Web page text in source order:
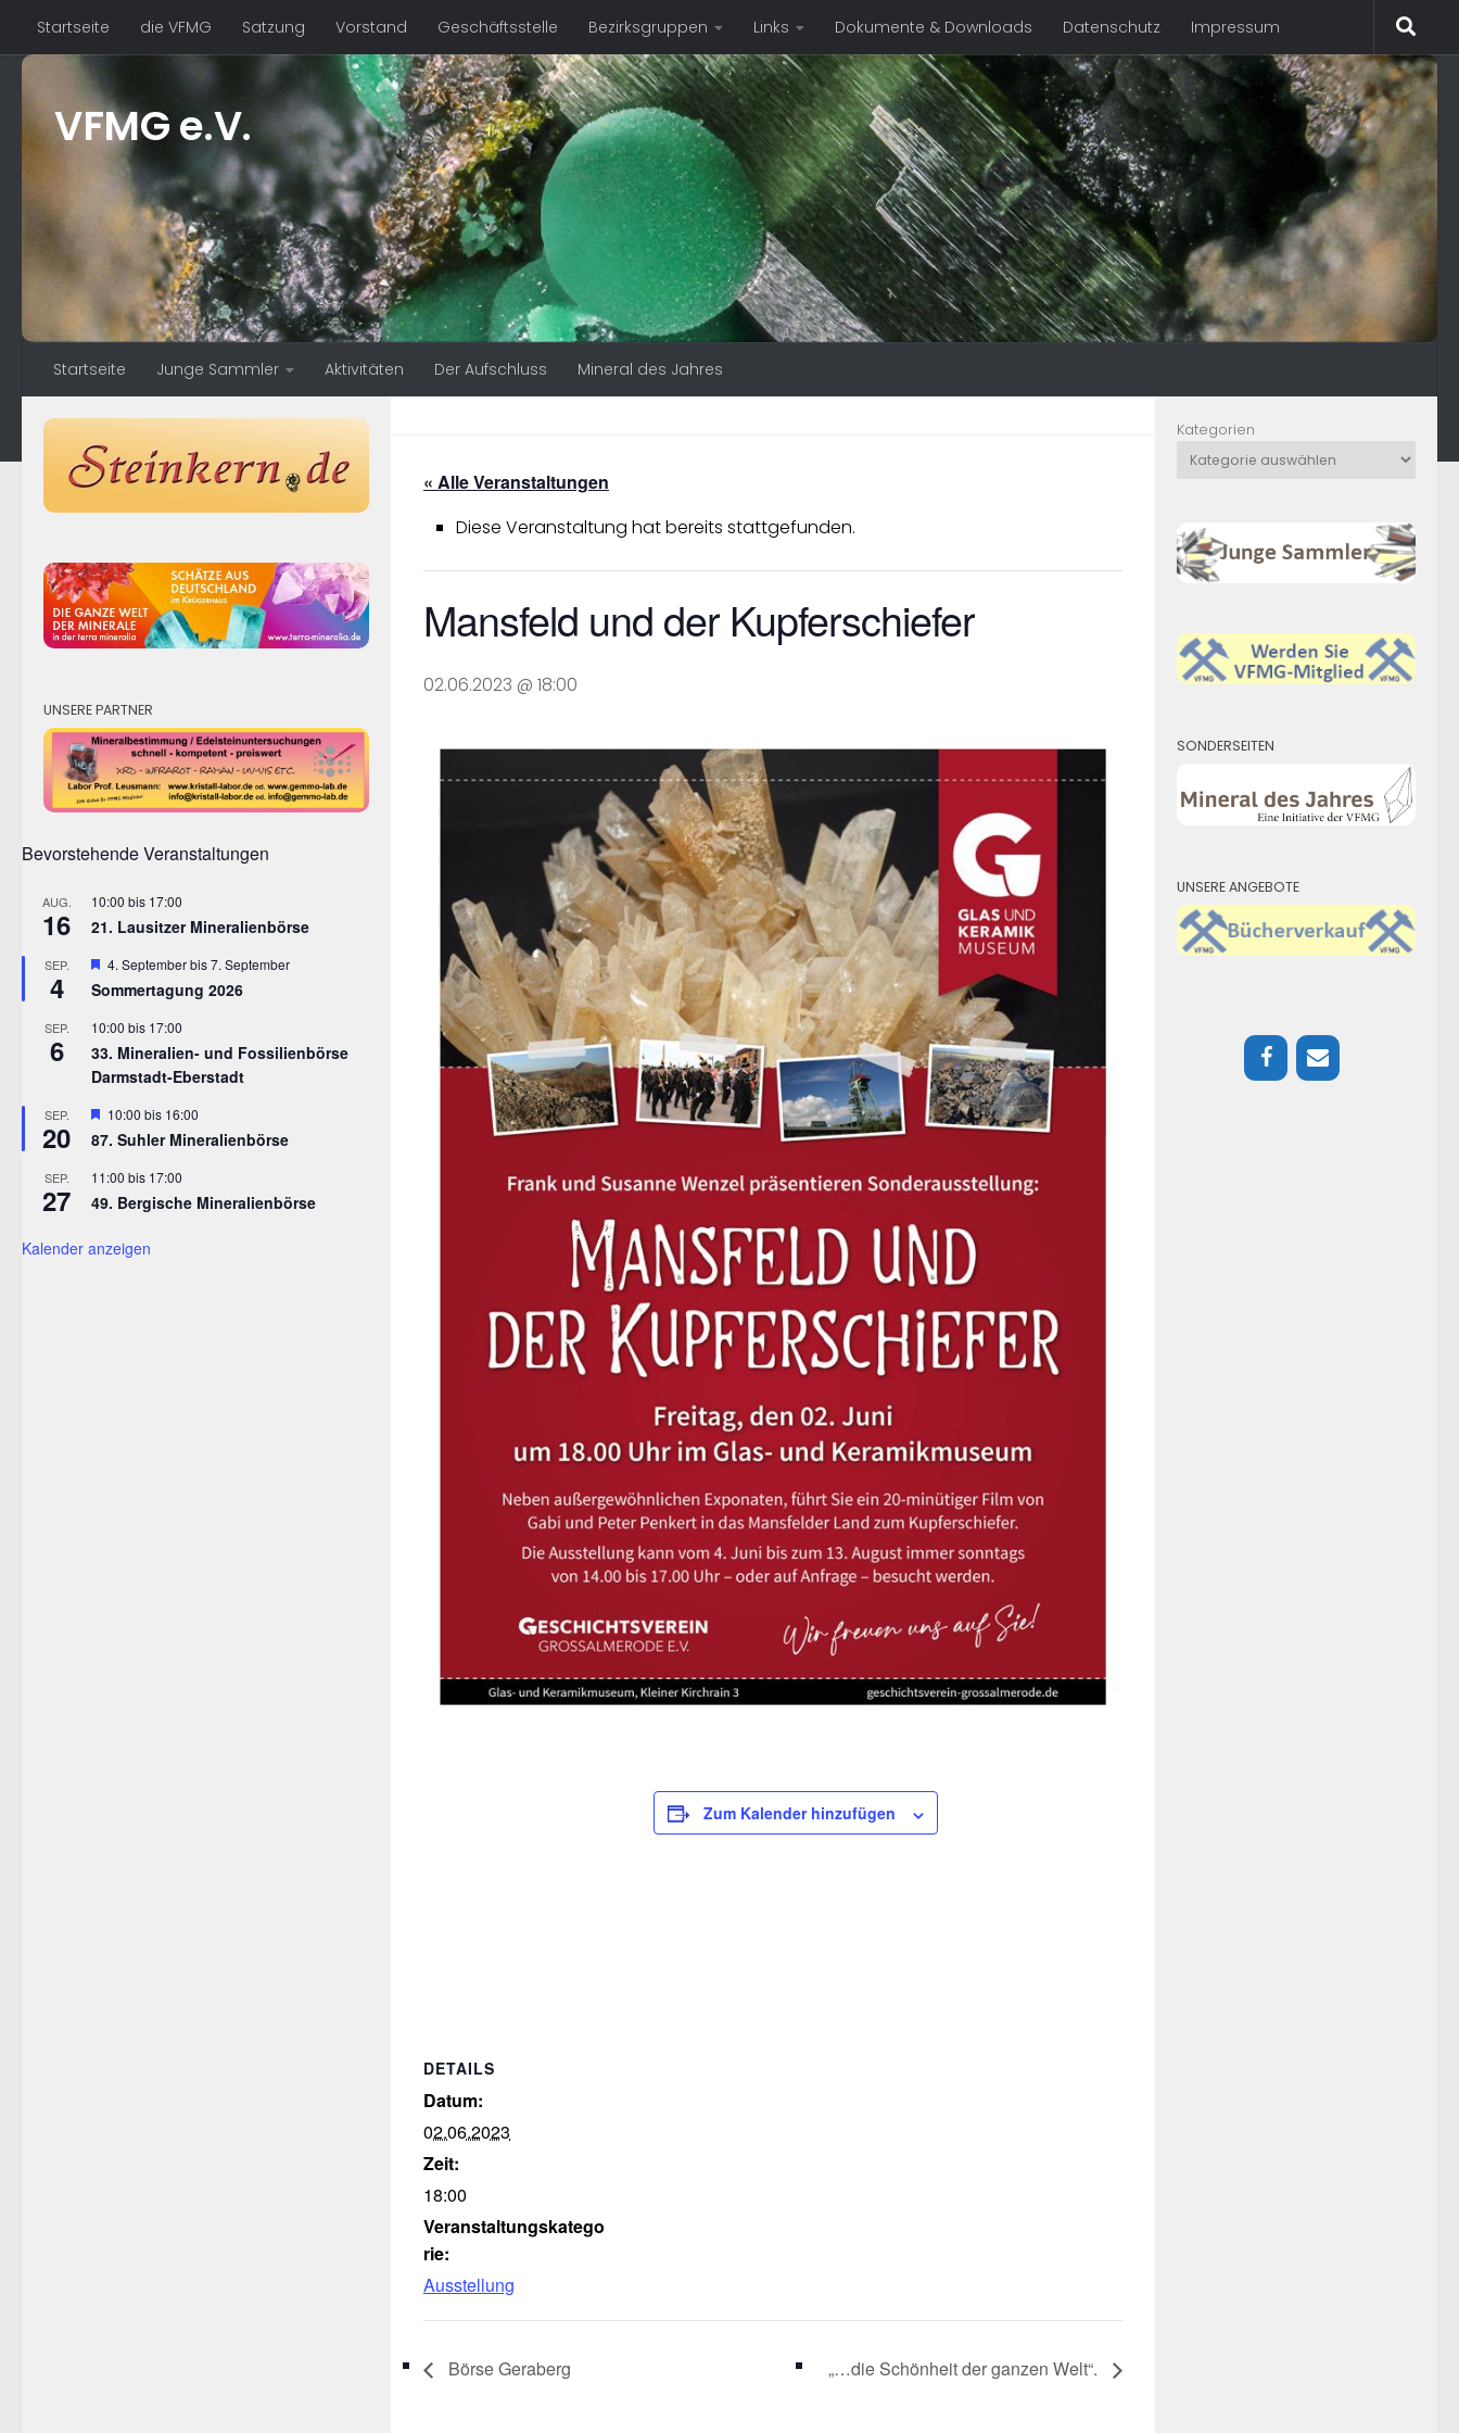
Zum Inhalt springen
Startseite die VFMG Satzung Vorstand Geschäftsstelle Bezirksgruppen Links Dokumente & Downloads Datenschutz Impressum
VFMG e.V.
Startseite Junge Sammler Aktivitäten Der Aufschluss Mineral des Jahres
« Alle Veranstaltungen
Diese Veranstaltung hat bereits stattgefunden.
Mansfeld und der Kupferschiefer
02.06.2023 @ 18:00
Zum Kalender hinzufügen
DETAILS
Datum:
02.06.2023
Zeit:
18:00
Veranstaltungskatego
rie:
Ausstellung
Börse Geraberg „…die Schönheit der ganzen Welt“.
UNSERE PARTNER
Bevorstehende Veranstaltungen
AUG.
16
10:00 bis 17:00
21. Lausitzer Mineralienbörse
SEP.
4
Hervorgehoben
4. Septemberbis7. September
Sommertagung 2026
SEP.
6
10:00 bis 17:00
33. Mineralien- und Fossilienbörse
Darmstadt-Eberstadt
SEP.
20
Hervorgehoben
10:00 bis 16:00
87. Suhler Mineralienbörse
SEP.
27
11:00 bis 17:00
49. Bergische Mineralienbörse
Kalender anzeigen
Kategorien
SONDERSEITEN
UNSERE ANGEBOTE